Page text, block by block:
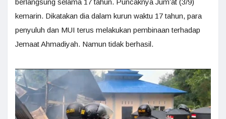
kemarin. Dikatakan dia dalam kurun waktu 17 tahun, para
penyuluh dan MUI terus melakukan pembinaan terhadap
Jemaat Ahmadiyah. Namun tidak berhasil.